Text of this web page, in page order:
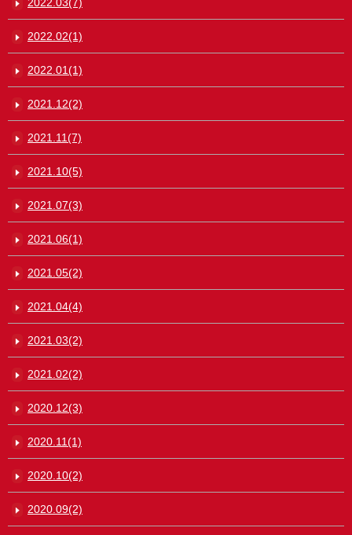
2022.02(1)
2022.01(1)
2021.12(2)
2021.11(7)
2021.10(5)
2021.07(3)
2021.06(1)
2021.05(2)
2021.04(4)
2021.03(2)
2021.02(2)
2020.12(3)
2020.11(1)
2020.10(2)
2020.09(2)